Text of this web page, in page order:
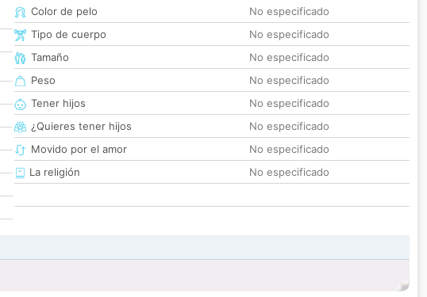
Color de pelo
No especificado
Tipo de cuerpo
No especificado
Tamaño
No especificado
Peso
No especificado
Tener hijos
No especificado
¿Quieres tener hijos
No especificado
Movido por el amor
No especificado
La religión
No especificado